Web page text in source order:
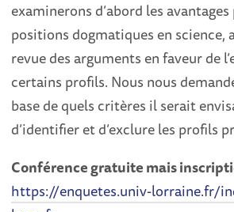
examinerons d’abord les
positions dogmatiques en science,
revue des arguments en faveur de
certains profils. Nous nous
base de quels critères il serait
d’identifier et d’exclure les profils
Conférence gratuite mais
https://enquetes.univ-lorraine.fr/